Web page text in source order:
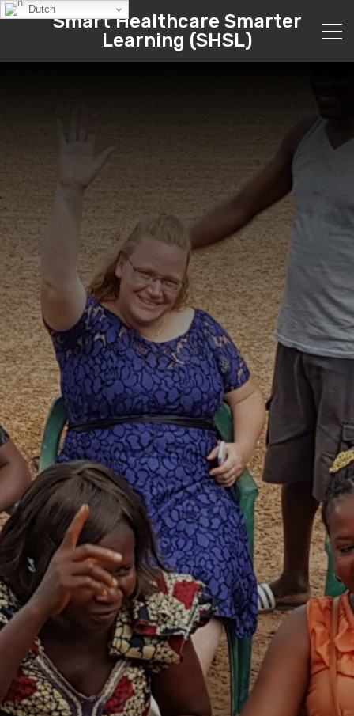
Smart Healthcare Smarter
Learning (SHSL)
Dutch